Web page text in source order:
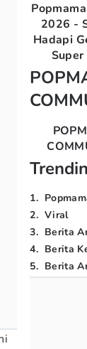
2026 -
Hadapi
1.
2. Viral
3. Berita
4. Berita
5. Berita